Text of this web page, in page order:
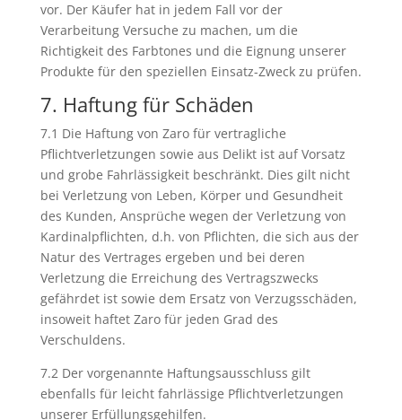
vor. Der Käufer hat in jedem Fall vor der
Verarbeitung Versuche zu machen, um die
Richtigkeit des Farbtones und die Eignung unserer
Produkte für den speziellen Einsatz-Zweck zu prüfen.
7. Haftung für Schäden
7.1 Die Haftung von Zaro für vertragliche
Pflichtverletzungen sowie aus Delikt ist auf Vorsatz
und grobe Fahrlässigkeit beschränkt. Dies gilt nicht
bei Verletzung von Leben, Körper und Gesundheit
des Kunden, Ansprüche wegen der Verletzung von
Kardinalpflichten, d.h. von Pflichten, die sich aus der
Natur des Vertrages ergeben und bei deren
Verletzung die Erreichung des Vertragszwecks
gefährdet ist sowie dem Ersatz von Verzugsschäden,
insoweit haftet Zaro für jeden Grad des
Verschuldens.
7.2 Der vorgenannte Haftungsausschluss gilt
ebenfalls für leicht fahrlässige Pflichtverletzungen
unserer Erfüllungsgehilfen.